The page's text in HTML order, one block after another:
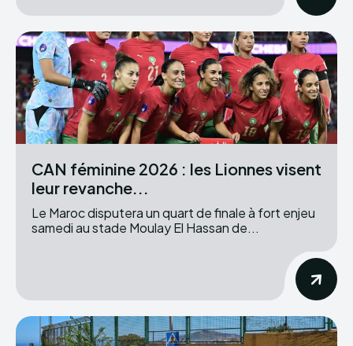
CAN féminine 2026 : les Lionnes visent
leur revanche...
Le Maroc disputera un quart de finale à fort enjeu
samedi au stade Moulay El Hassan de...